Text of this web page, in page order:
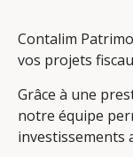
Contalim
vos projets
Grâce à une
notre équipe
investissements